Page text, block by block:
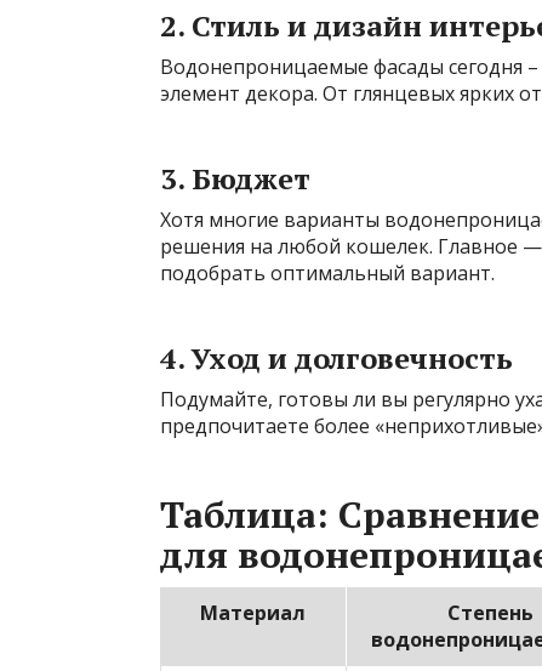
2. Стиль и дизайн
Водонепроницаемые фасады сегодня
элемент декора. От глянцевых ярких
3. Бюджет
Хотя многие варианты
решения на любой кошелек. Главное
подобрать оптимальный вариант.
4. Уход и долговечность
Подумайте, готовы ли вы регулярно
предпочитаете более
Таблица:
для
Материал
Степень